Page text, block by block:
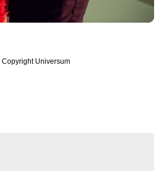
Copyright Universum